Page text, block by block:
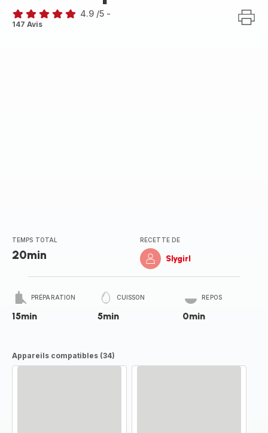
ratings.4.9
4.9 /5 -
147 Avis
TEMPS TOTAL
20min
RECETTE DE
Slygirl
PRÉPARATION
15min
CUISSON
5min
REPOS
0min
Appareils compatibles (34)